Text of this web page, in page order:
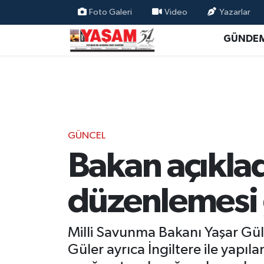
Foto Galeri Video Yazarlar
GÜNCEL
Bakan
Milli Savunma Bakanı Yaşar
Güler ayrıca İngiltere ile